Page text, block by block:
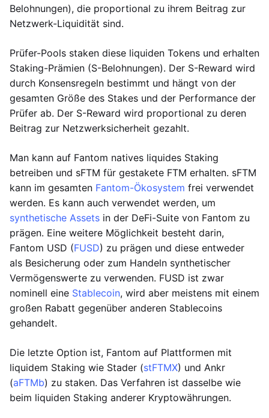
Belohnungen), die proportional zu ihrem Beitrag zur
Netzwerk-Liquidität sind.
Prüfer-Pools staken diese liquiden Tokens und erhalten
Staking-Prämien (S-Belohnungen). Der S-Reward wird
durch Konsensregeln bestimmt und hängt von der
gesamten Größe des Stakes und der Performance der
Prüfer ab. Der S-Reward wird proportional zu deren
Beitrag zur Netzwerksicherheit gezahlt.
Man kann auf Fantom natives liquides Staking
betreiben und sFTM für gestakete FTM erhalten. sFTM
kann im gesamten Fantom-Ökosystem frei verwendet
werden. Es kann auch verwendet werden, um
synthetische Assets in der DeFi-Suite von Fantom zu
prägen. Eine weitere Möglichkeit besteht darin,
Fantom USD (FUSD) zu prägen und diese entweder
als Besicherung oder zum Handeln synthetischer
Vermögenswerte zu verwenden. FUSD ist zwar
nominell eine Stablecoin, wird aber meistens mit einem
großen Rabatt gegenüber anderen Stablecoins
gehandelt.
Die letzte Option ist, Fantom auf Plattformen mit
liquidem Staking wie Stader (stFTMX) und Ankr
(aFTMb) zu staken. Das Verfahren ist dasselbe wie
beim liquiden Staking anderer Kryptowährungen.